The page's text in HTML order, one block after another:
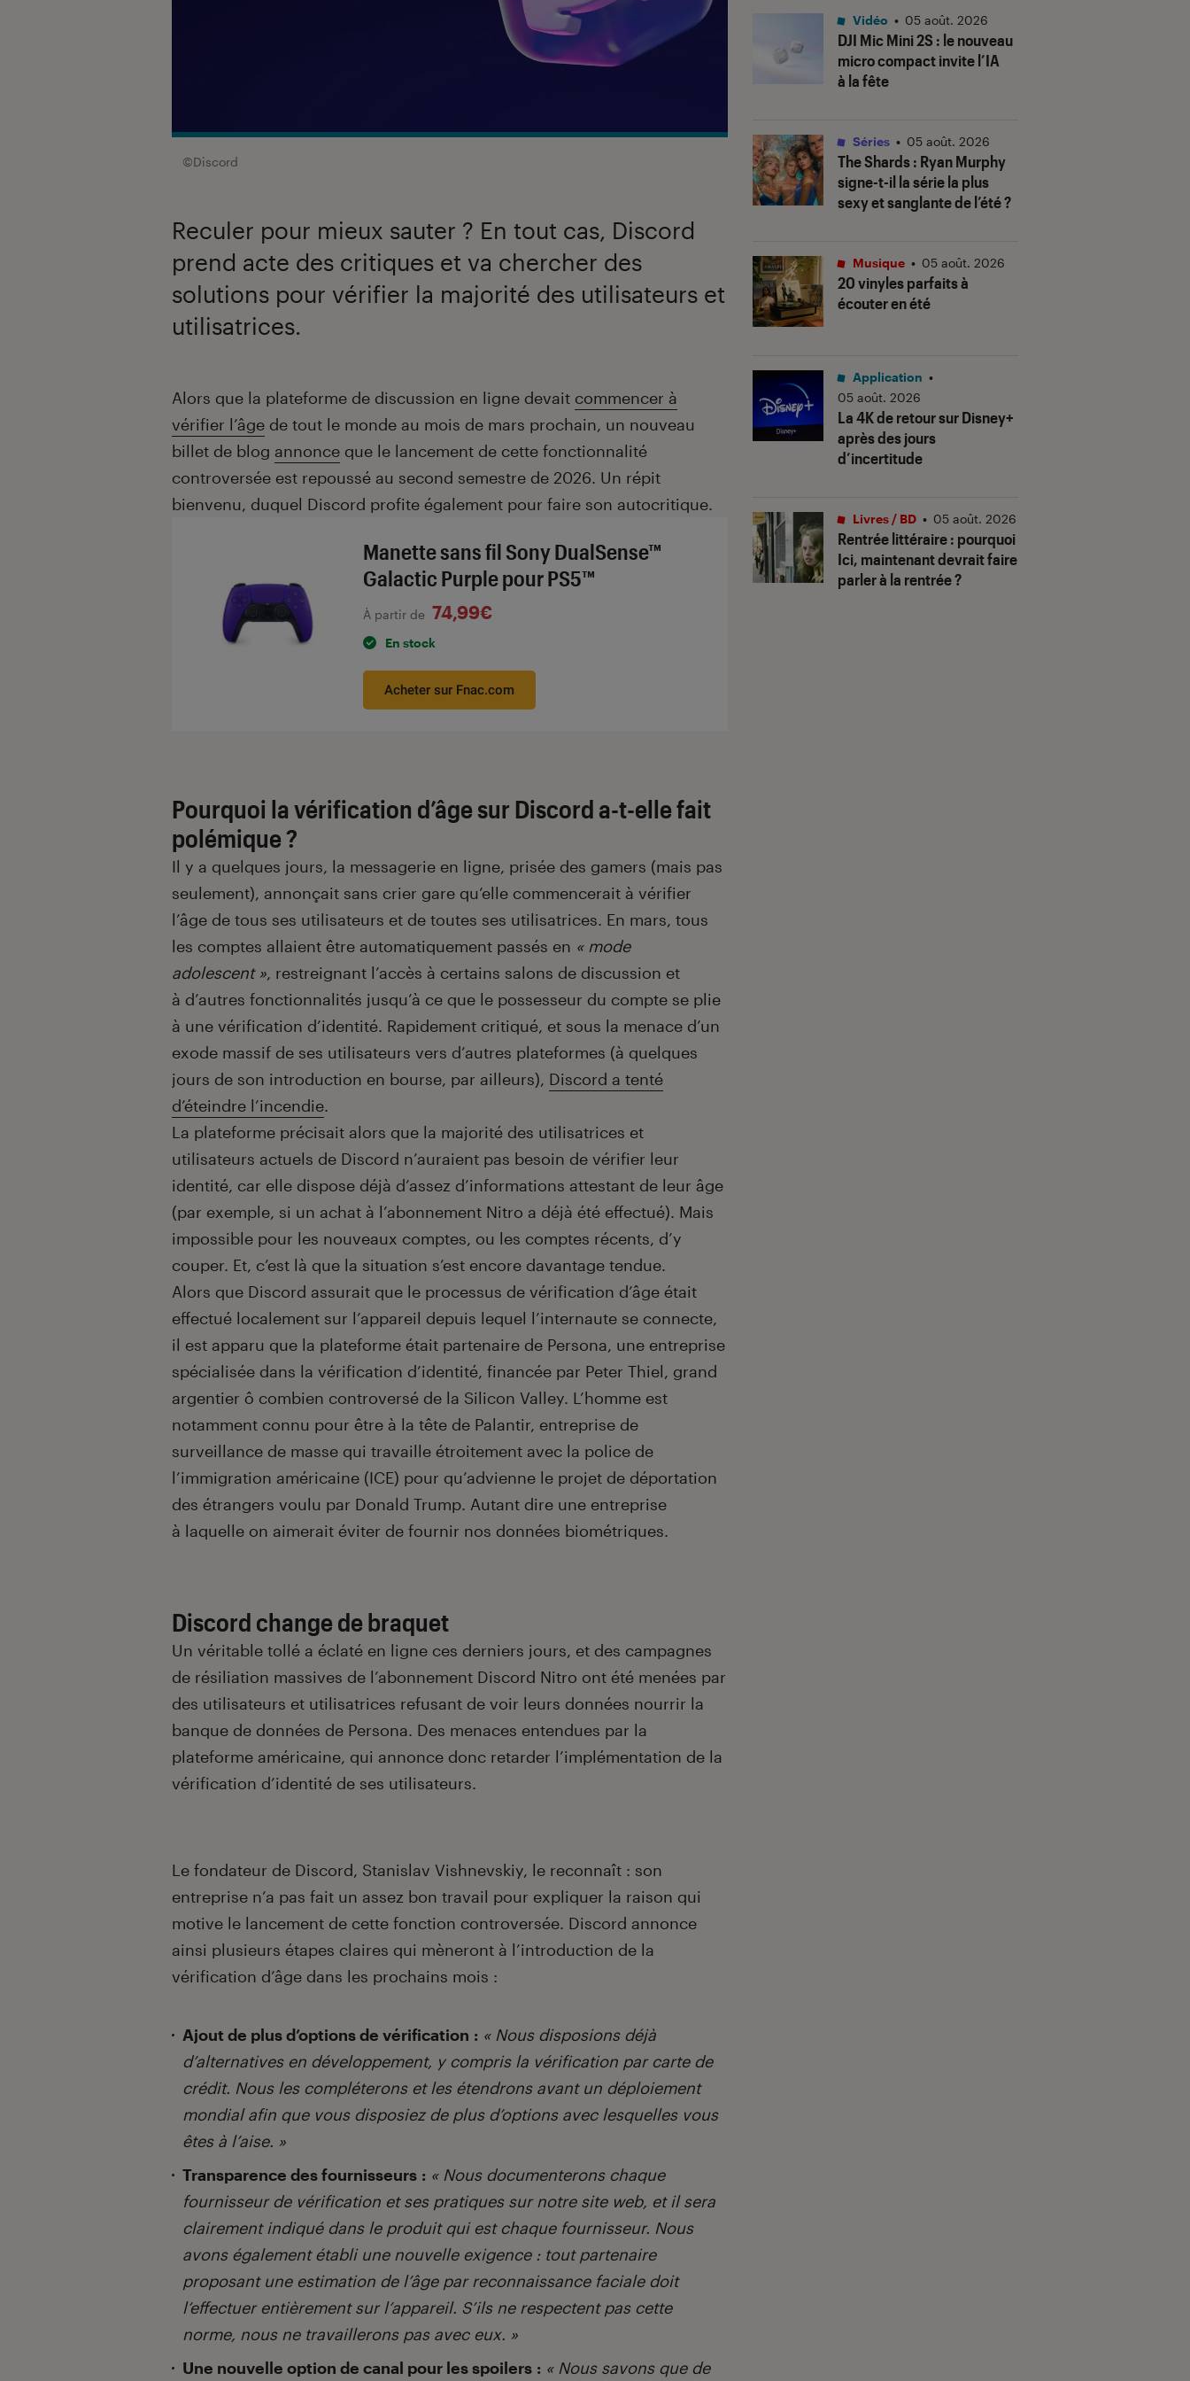
©Discord
Reculer pour mieux sauter ? En tout cas, Discord
prend acte des critiques et va chercher des
solutions pour vérifier la majorité des utilisateurs et
utilisatrices.
Introduction
Alors que la plateforme de discussion en ligne devait commencer à
vérifier l’âge de tout le monde au mois de mars prochain, un nouveau
billet de blog annonce que le lancement de cette fonctionnalité
controversée est repoussé au second semestre de 2026. Un répit
bienvenu, duquel Discord profite également pour faire son autocritique.
Manette sans fil Sony DualSense™
Galactic Purple pour PS5™
À partir de 74,99€
En stock
Acheter sur Fnac.com
Pourquoi la vérification d’âge sur Discord a-t-elle fait
polémique ?
Il y a quelques jours, la messagerie en ligne, prisée des gamers (mais pas
seulement), annonçait sans crier gare qu’elle commencerait à vérifier
l’âge de tous ses utilisateurs et de toutes ses utilisatrices. En mars, tous
les comptes allaient être automatiquement passés en « mode
adolescent », restreignant l’accès à certains salons de discussion et
à d’autres fonctionnalités jusqu’à ce que le possesseur du compte se plie
à une vérification d’identité. Rapidement critiqué, et sous la menace d’un
exode massif de ses utilisateurs vers d’autres plateformes (à quelques
jours de son introduction en bourse, par ailleurs), Discord a tenté
d’éteindre l’incendie.
La plateforme précisait alors que la majorité des utilisatrices et
utilisateurs actuels de Discord n’auraient pas besoin de vérifier leur
identité, car elle dispose déjà d’assez d’informations attestant de leur âge
(par exemple, si un achat à l’abonnement Nitro a déjà été effectué). Mais
impossible pour les nouveaux comptes, ou les comptes récents, d’y
couper. Et, c’est là que la situation s’est encore davantage tendue.
Alors que Discord assurait que le processus de vérification d’âge était
effectué localement sur l’appareil depuis lequel l’internaute se connecte,
il est apparu que la plateforme était partenaire de Persona, une entreprise
spécialisée dans la vérification d’identité, financée par Peter Thiel, grand
argentier ô combien controversé de la Silicon Valley. L’homme est
notamment connu pour être à la tête de Palantir, entreprise de
surveillance de masse qui travaille étroitement avec la police de
l’immigration américaine (ICE) pour qu’advienne le projet de déportation
des étrangers voulu par Donald Trump. Autant dire une entreprise
à laquelle on aimerait éviter de fournir nos données biométriques.
Discord change de braquet
Un véritable tollé a éclaté en ligne ces derniers jours, et des campagnes
de résiliation massives de l’abonnement Discord Nitro ont été menées par
des utilisateurs et utilisatrices refusant de voir leurs données nourrir la
banque de données de Persona. Des menaces entendues par la
plateforme américaine, qui annonce donc retarder l’implémentation de la
vérification d’identité de ses utilisateurs.
Le fondateur de Discord, Stanislav Vishnevskiy, le reconnaît : son
entreprise n’a pas fait un assez bon travail pour expliquer la raison qui
motive le lancement de cette fonction controversée. Discord annonce
ainsi plusieurs étapes claires qui mèneront à l’introduction de la
vérification d’âge dans les prochains mois :
Ajout de plus d’options de vérification : « Nous disposions déjà
d’alternatives en développement, y compris la vérification par carte de
crédit. Nous les compléterons et les étendrons avant un déploiement
mondial afin que vous disposiez de plus d’options avec lesquelles vous
êtes à l’aise. »
Transparence des fournisseurs : « Nous documenterons chaque
fournisseur de vérification et ses pratiques sur notre site web, et il sera
clairement indiqué dans le produit qui est chaque fournisseur. Nous
avons également établi une nouvelle exigence : tout partenaire
proposant une estimation de l’âge par reconnaissance faciale doit
l’effectuer entièrement sur l’appareil. S’ils ne respectent pas cette
norme, nous ne travaillerons pas avec eux. »
Une nouvelle option de canal pour les spoilers : « Nous savons que de
DJI Mic Mini 2S : le nouveau
micro compact invite l’IA
à la fête
Vidéo • 05 août. 2026
The Shards: Ryan Murphy
signe-t-il la série la plus
sexy et sanglante de l’été ?
Séries • 05 août. 2026
20 vinyles parfaits à
écouter en été
Musique • 05 août. 2026
La 4K de retour sur Disney+
après des jours
d’incertitude
Application •
05 août. 2026
Rentrée littéraire : pourquoi
Ici, maintenant devrait faire
parler à la rentrée ?
Livres / BD • 05 août. 2026